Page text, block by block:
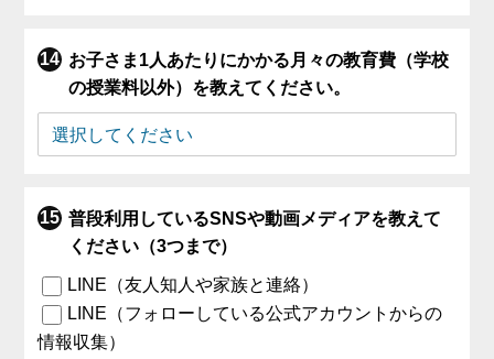
お子さま1人あたりにかかる月々の教育費（学校
の授業料以外）を教えてください。
普段利用しているSNSや動画メディアを教えて
ください（3つまで）
LINE（友人知人や家族と連絡）
LINE（フォローしている公式アカウントからの
情報収集）